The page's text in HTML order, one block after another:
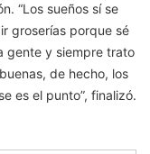
“Los sueños sí se
groserías porque sé
gente y siempre trato
de hecho, los
es el punto”, finalizó.